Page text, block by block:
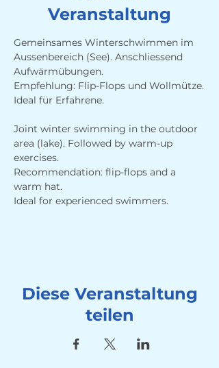
Veranstaltung
Gemeinsames Winterschwimmen im
Aussenbereich (See). Anschliessend
Aufwärmübungen.
Empfehlung: Flip-Flops und Wollmütze.
Ideal für Erfahrene.
Joint winter swimming in the outdoor
area (lake). Followed by warm-up
exercises.
Recommendation: flip-flops and a
warm hat.
Ideal for experienced swimmers.
Diese Veranstaltung
teilen